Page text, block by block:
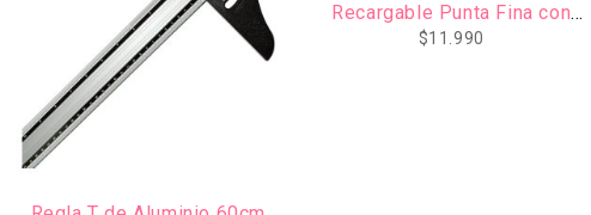
Recargable Punta Fina con
Borrador de Regalo PILOT
$11.990